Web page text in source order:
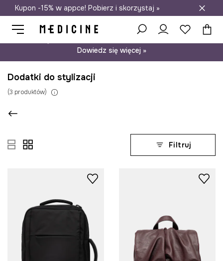
Darmowa dostawa do salonów
Kupon -15% w appce! Pobierz i skorzystaj »
Dowiedz się więcej »
Dodatki do stylizacji
(3 produktów)
Filtruj